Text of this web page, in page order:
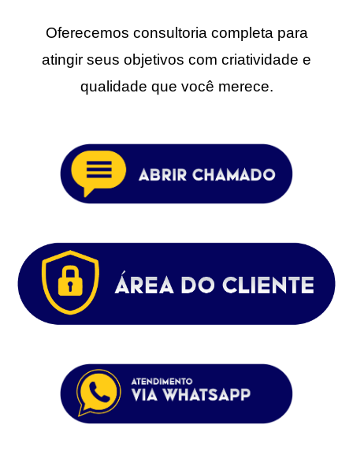
Oferecemos consultoria completa para
atingir seus objetivos com criatividade e
qualidade que você merece.